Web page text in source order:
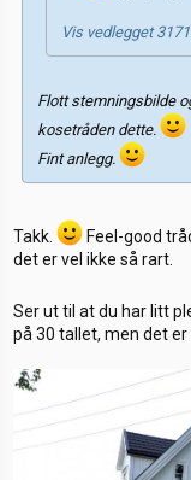
Vis vedlegget
Flott stemningsbilde
kosetråden dette.
Fint anlegg.
Takk.
Feel-good
det er vel ikke så rart.
Ser ut til at du har litt
på 30 tallet, men det